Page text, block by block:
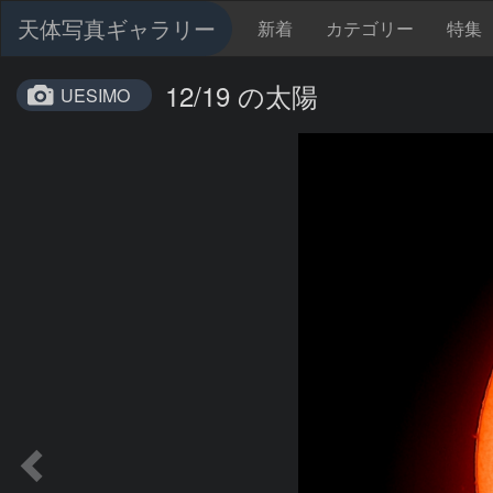
天体写真ギャラリー 新着 カテゴリー 特集
UESIMO 12/19 の太陽